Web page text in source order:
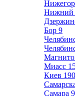
Нижний
Бор 9
Миасс
Киев 190
Самара